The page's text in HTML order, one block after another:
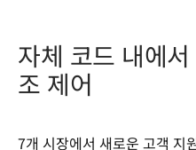
자체 코드 내에
조 제어
7개 시장에서 새로운 고객 지